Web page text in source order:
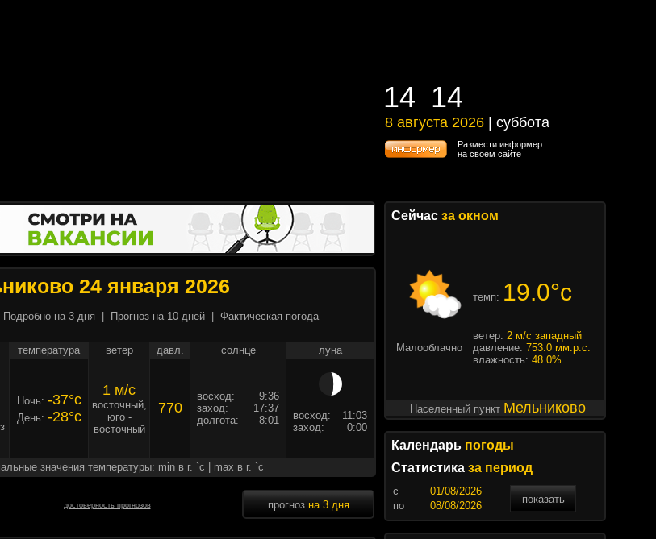
14 14
14 14
8 августа 2026 | суббота
8 августа 2026 | суббота
Размести информер
на своем сайте
24 января 2026
Подробно на 3 дня Прогноз на 10 дней Фактическая погода
температура ветер давл. солнце луна
Ночь: -37°c
День: -28°c
1 м/c
восточный,
юго -
восточный
770
восход:
9:36
заход:
17:37
долгота:
8:01 восход:
11:03
заход:
0:00
значения температуры: min в г. `c | max в г. `c
достоверность прогнозов прогноз на 3 дня
Сейчас за окном
темп: 19.0°c
Малооблачно
ветер: 2 м/с западный
давление: 753.0 мм.р.с.
влажность: 48.0%
Населенный пункт Мельниково
Календарь погоды
Статистика за период
c
показать
по